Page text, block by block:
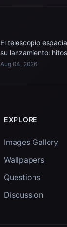
El telescopio
su lanzamiento:
Aug 04, 2026
EXPLORE
Images Gallery
Wallpapers
Questions
Discussion